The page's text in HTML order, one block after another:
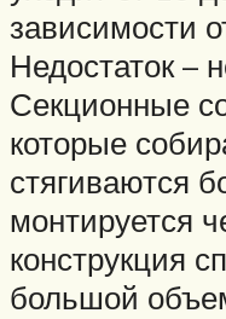
зависимости
Недостаток –
Секционные
которые
стягиваются
монтируется
конструкция
большой